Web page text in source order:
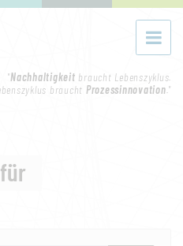
"Nachhaltigkeit braucht Lebenszyklus.
braucht Prozessinnovation."